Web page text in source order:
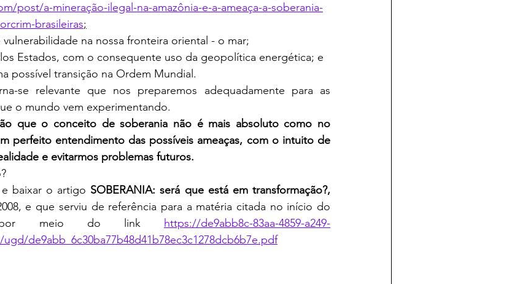
post/a-mineração-ilegal-na-amazônia-e-a-ameaça-a-soberania-
brasileiras;
na nossa fronteira oriental - o mar;
Estados, com o consequente uso da geopolítica energética; e
possível transição na Ordem Mundial.
o mundo vem experimentando.
que o conceito de soberania não é mais absoluto como no
perfeito entendimento das possíveis ameaças, com o intuito de
e evitarmos problemas futuros.
baixar o artigo
e que serviu de referência para a matéria citada no início do
por meio do link https://de9abb8c-83aa-4859-a249-
ugd/de9abb_6c30ba77b48d41b78ec3c1278dcb6b7e.pdf